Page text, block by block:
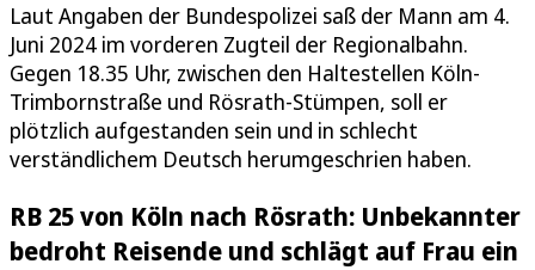
Laut Angaben der Bundespolizei saß der Mann am 4.
Juni 2024 im vorderen Zugteil der Regionalbahn.
Gegen 18.35 Uhr, zwischen den Haltestellen Köln-
Trimbornstraße und Rösrath-Stümpen, soll er
plötzlich aufgestanden sein und in schlecht
verständlichem Deutsch herumgeschrien haben.
RB 25 von Köln nach Rösrath: Unbekannter
bedroht Reisende und schlägt auf Frau ein